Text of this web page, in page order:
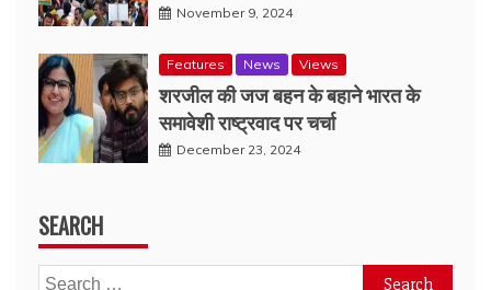
November 9, 2024
Features News Views
शरजील की जज बहन के बहाने भारत के
समावेशी राष्ट्रवाद पर चर्चा
December 23, 2024
SEARCH
Search